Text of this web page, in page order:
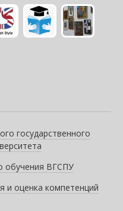
государственного
обучения ВГСПУ
и оценка компетенций